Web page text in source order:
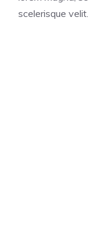
scelerisque velit.